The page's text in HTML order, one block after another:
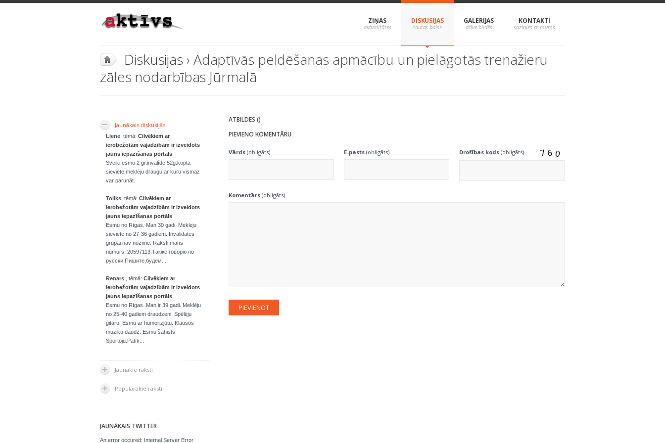
ZIŅAS DISKUSIJAS GALERIJAS KONTAKTI
Diskusijas › Adaptīvās peldēšanas apmācību un pielāgotās trenažieru
zāles nodarbības Jūrmalā
ATBILDES ()
PIEVIENO KOMENTĀRU
Vārds (obligāts) E-pasts (obligāts) Drošības kods (obligāts)
Komentārs (obligāts)
Jaunākais diskusijās
Liene , tēmā: Cilvēkiem ar
ierobežotām vajadzībām ir izveidots
jauns iepazīšanas portāls
Sveiki,esmu 2 gr.invalíde.52g.kopta
sieviete,meklēju draugu,ar kuru vismaz
var parunāt.
Toliks , tēmā: Cilvēkiem ar
ierobežotām vajadzībām ir izveidots
jauns iepazīšanas portāls
Esmu no Rīgas. Man 30 gadi. Mekleju
sieviete no 27-36 gadiem. Invalidates
grupai nav nozime. Raksti,mans
numurs: 20597113.Также говорю по
русски.Пишите,будем...
Renars , tēmā: Cilvēkiem ar
ierobežotām vajadzībām ir izveidots
jauns iepazīšanas portāls
Esmu no Rīgas. Man ir 39 gadi. Meklēju
no 25-40 gadiem draudzeni. Spēlēju
ģitāru. Esmu ar humorizjūtu. Klausos
mūziku daudz. Esmu šahists.
Sportoju.Patīk...
Jaunākie raksti
Populārākie raksti
JAUNĀKAIS TWITTER
An error occured: Internal Server Error